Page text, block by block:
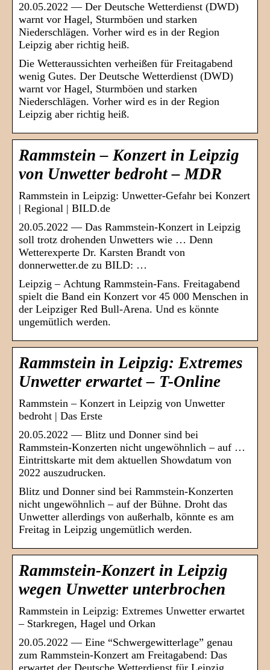
20.05.2022 — Der Deutsche Wetterdienst (DWD)
warnt vor Hagel, Sturmböen und starken
Niederschlägen. Vorher wird es in der Region
Leipzig aber richtig heiß.
Die Wetteraussichten verheißen für Freitagabend
wenig Gutes. Der Deutsche Wetterdienst (DWD)
warnt vor Hagel, Sturmböen und starken
Niederschlägen. Vorher wird es in der Region
Leipzig aber richtig heiß.
Rammstein – Konzert in Leipzig
von Unwetter bedroht – MDR
Rammstein in Leipzig: Unwetter-Gefahr bei Konzert
| Regional | BILD.de
20.05.2022 — Das Rammstein-Konzert in Leipzig
soll trotz drohenden Unwetters wie … Denn
Wetterexperte Dr. Karsten Brandt von
donnerwetter.de zu BILD: …
Leipzig – Achtung Rammstein-Fans. Freitagabend
spielt die Band ein Konzert vor 45 000 Menschen in
der Leipziger Red Bull-Arena. Und es könnte
ungemütlich werden.
Rammstein in Leipzig: Extremes
Unwetter erwartet – T-Online
Rammstein – Konzert in Leipzig von Unwetter
bedroht | Das Erste
20.05.2022 — Blitz und Donner sind bei
Rammstein-Konzerten nicht ungewöhnlich – auf …
Eintrittskarte mit dem aktuellen Showdatum von
2022 auszudrucken.
Blitz und Donner sind bei Rammstein-Konzerten
nicht ungewöhnlich – auf der Bühne. Droht das
Unwetter allerdings von außerhalb, könnte es am
Freitag in Leipzig ungemütlich werden.
Rammstein-Konzert in Leipzig
wegen Unwetter unterbrochen
Rammstein in Leipzig: Extremes Unwetter erwartet
– Starkregen, Hagel und Orkan
20.05.2022 — Eine “Schwergewitterlage” genau
zum Rammstein-Konzert am Freitagabend: Das